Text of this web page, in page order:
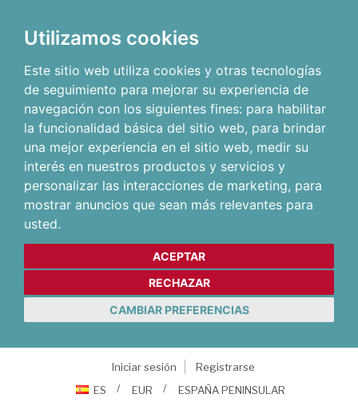
Utilizamos cookies
Este sitio web utiliza cookies y otras tecnologías
de seguimiento para mejorar su experiencia de
navegación con los siguientes fines: para habilitar
la funcionalidad básica del sitio web, para brindar
una mejor experiencia en el sitio web, medir su
interés en nuestros productos y servicios y
personalizar las interacciones de marketing, para
mostrar anuncios que sean más relevantes para
usted.
ACEPTAR
RECHAZAR
CAMBIAR PREFERENCIAS
Iniciar sesión
Registrarse
ES
EUR ESPAÑA PENINSULAR